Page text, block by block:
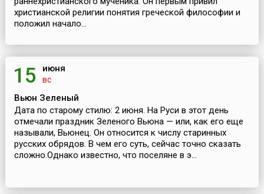
христианской религии понятия греческой философии и
положил начало...
15 июня
вс
Вьюн Зеленый
Дата по старому стилю: 2 июня. На Руси в этот день
отмечали праздник Зеленого Вьюна — или, как его еще
называли, Вьюнец. Он относится к числу старинных
русских обрядов. В чем его суть, сейчас точно сказать
сложно.Однако известно, что поселяне в э...